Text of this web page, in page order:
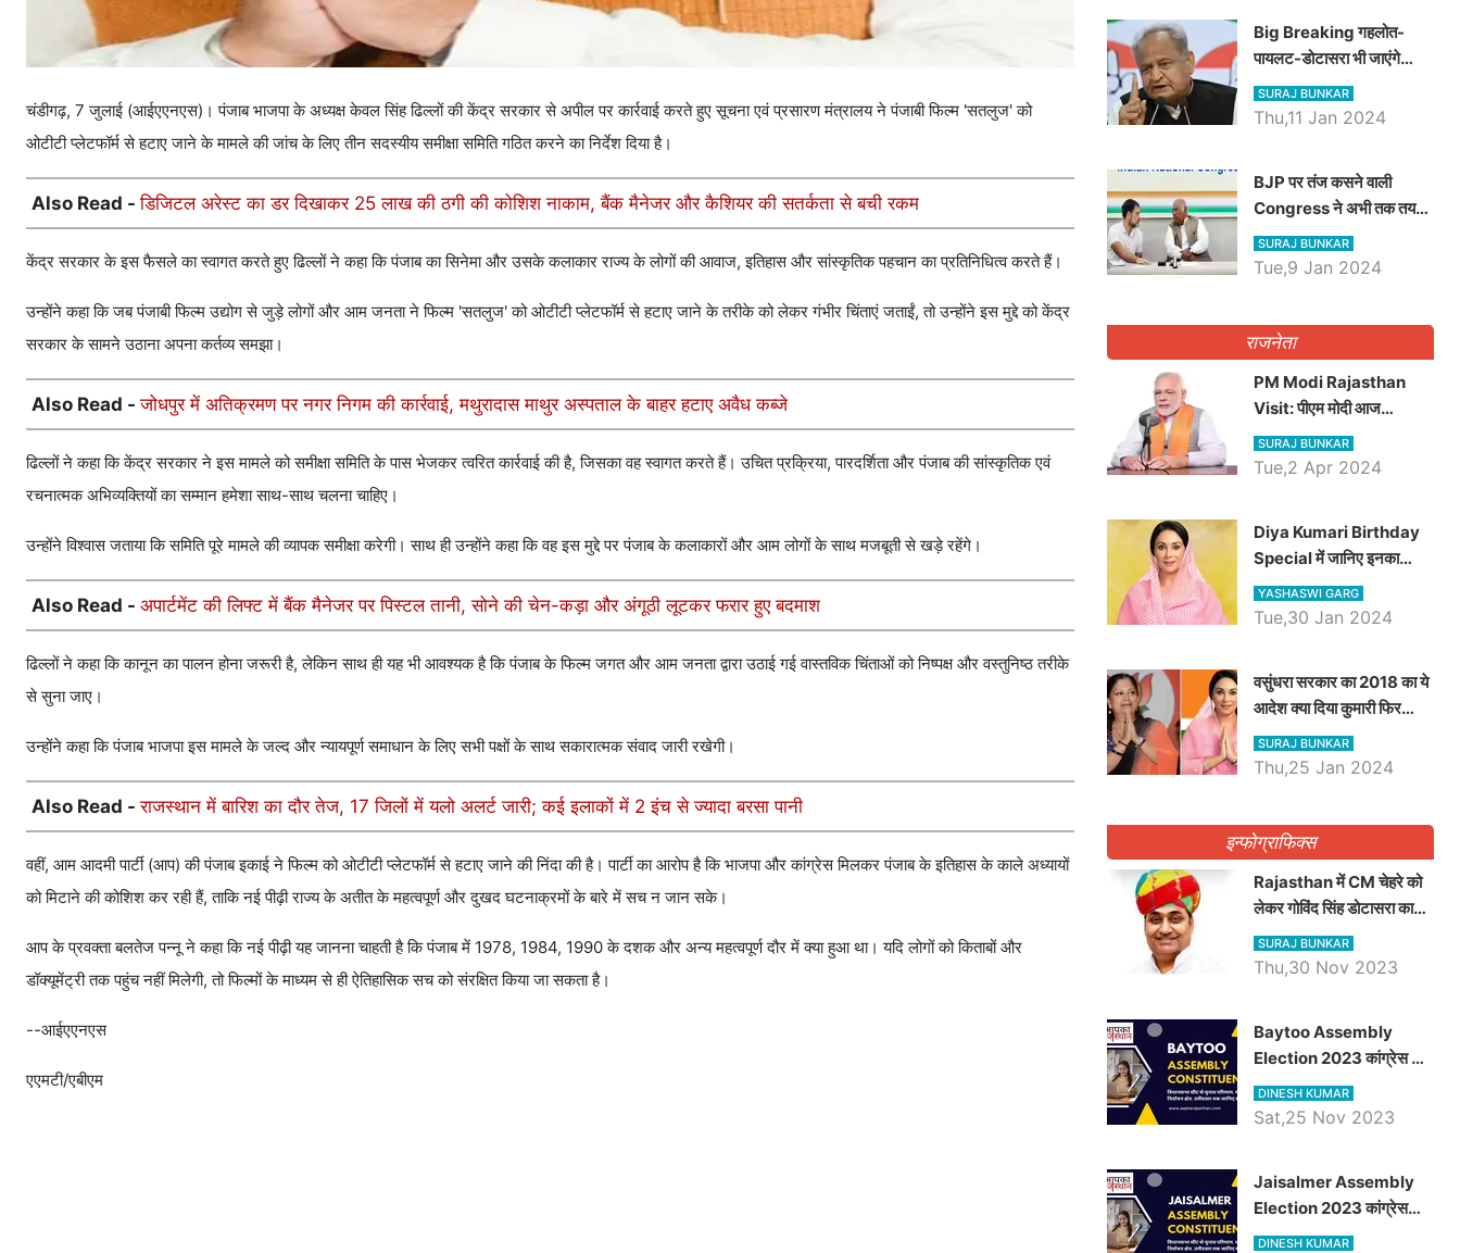
चंडीगढ़, 7 जुलाई (आईएएनएस)। पंजाब भाजपा के अध्यक्ष केवल सिंह ढिल्लों की केंद्र सरकार से अपील पर कार्रवाई करते हुए सूचना एवं प्रसारण मंत्रालय ने पंजाबी फिल्म 'सतलुज' को
ओटीटी प्लेटफॉर्म से हटाए जाने के मामले की जांच के लिए तीन सदस्यीय समीक्षा समिति गठित करने का निर्देश दिया है।
Also Read -डिजिटल अरेस्ट का डर दिखाकर 25 लाख की ठगी की कोशिश नाकाम, बैंक मैनेजर और कैशियर की सतर्कता से बची रकम
केंद्र सरकार के इस फैसले का स्वागत करते हुए ढिल्लों ने कहा कि पंजाब का सिनेमा और उसके कलाकार राज्य के लोगों की आवाज, इतिहास और सांस्कृतिक पहचान का प्रतिनिधित्व करते हैं।
उन्होंने कहा कि जब पंजाबी फिल्म उद्योग से जुड़े लोगों और आम जनता ने फिल्म 'सतलुज' को ओटीटी प्लेटफॉर्म से हटाए जाने के तरीके को लेकर गंभीर चिंताएं जताईं, तो उन्होंने इस मुद्दे को केंद्र
सरकार के सामने उठाना अपना कर्तव्य समझा।
Also Read -जोधपुर में अतिक्रमण पर नगर निगम की कार्रवाई, मथुरादास माथुर अस्पताल के बाहर हटाए अवैध कब्जे
ढिल्लों ने कहा कि केंद्र सरकार ने इस मामले को समीक्षा समिति के पास भेजकर त्वरित कार्रवाई की है, जिसका वह स्वागत करते हैं। उचित प्रक्रिया, पारदर्शिता और पंजाब की सांस्कृतिक एवं
रचनात्मक अभिव्यक्तियों का सम्मान हमेशा साथ-साथ चलना चाहिए।
उन्होंने विश्वास जताया कि समिति पूरे मामले की व्यापक समीक्षा करेगी। साथ ही उन्होंने कहा कि वह इस मुद्दे पर पंजाब के कलाकारों और आम लोगों के साथ मजबूती से खड़े रहेंगे।
Also Read - अपार्टमेंट की लिफ्ट में बैंक मैनेजर पर पिस्टल तानी, सोने की चेन-कड़ा और अंगूठी लूटकर फरार हुए बदमाश
ढिल्लों ने कहा कि कानून का पालन होना जरूरी है, लेकिन साथ ही यह भी आवश्यक है कि पंजाब के फिल्म जगत और आम जनता द्वारा उठाई गई वास्तविक चिंताओं को निष्पक्ष और वस्तुनिष्ठ तरीके
से सुना जाए।
उन्होंने कहा कि पंजाब भाजपा इस मामले के जल्द और न्यायपूर्ण समाधान के लिए सभी पक्षों के साथ सकारात्मक संवाद जारी रखेगी।
Also Read -राजस्थान में बारिश का दौर तेज, 17 जिलों में यलो अलर्ट जारी; कई इलाकों में 2 इंच से ज्यादा बरसा पानी
वहीं, आम आदमी पार्टी (आप) की पंजाब इकाई ने फिल्म को ओटीटी प्लेटफॉर्म से हटाए जाने की निंदा की है। पार्टी का आरोप है कि भाजपा और कांग्रेस मिलकर पंजाब के इतिहास के काले अध्यायों
को मिटाने की कोशिश कर रही हैं, ताकि नई पीढ़ी राज्य के अतीत के महत्वपूर्ण और दुखद घटनाक्रमों के बारे में सच न जान सके।
आप के प्रवक्ता बलतेज पन्नू ने कहा कि नई पीढ़ी यह जानना चाहती है कि पंजाब में 1978, 1984, 1990 के दशक और अन्य महत्वपूर्ण दौर में क्या हुआ था। यदि लोगों को किताबों और
डॉक्यूमेंट्री तक पहुंच नहीं मिलेगी, तो फिल्मों के माध्यम से ही ऐतिहासिक सच को संरक्षित किया जा सकता है।
--आईएएनएस
एएमटी/एबीएम
Big Breaking गहलोत-
पायलट-डोटासरा भी जाएंगे
अयोध्या, करेंगे रामलला के दर्शन
SURAJ BUNKAR
Thu,11 Jan 2024
BJP पर तंज कसने वाली
Congress ने अभी तक तय
नहीं किया नेता प्रतिपक्ष, जानें
कौन होगा दावेदार
SURAJ BUNKAR
Tue,9 Jan 2024
राजनेता
PM Modi Rajasthan
Visit: पीएम मोदी आज
राजस्थान में कोटपूतली में करेंगे
विशाल रैली, एक सभा से 8 सीटों
SURAJ BUNKAR
Tue,2 Apr 2024
Diya Kumari Birthday
Special में जानिए इनका
राजकुमारी से राजस्थान की
डिप्टी सीएम बनने तक का सफर,
YASHASWI GARG
Tue,30 Jan 2024
वसुंधरा सरकार का 2018 का ये
आदेश क्या दिया कुमारी फिर
करेंगी लागू? कांग्रेस सरकार ने
किया था निरस्त
SURAJ BUNKAR
Thu,25 Jan 2024
इन्फोग्राफिक्स
Rajasthan में CM चेहरे को
लेकर गोविंद सिंह डोटासरा का
बड़ा बयान आया सामने, जानें
विचार
SURAJ BUNKAR
Thu,30 Nov 2023
Baytoo Assembly
Election 2023 कांग्रेस से
हरीश चौधरी तो बालाराम मुंड होंगे
भाजपा उम्मीदवार, जानिये बायतू
DINESH KUMAR
Sat,25 Nov 2023
​​​​​​​Jaisalmer Assembly
Election 2023 कांग्रेस
रूपा राम मेघवाल तो छोटु सिंह
DINESH KUMAR